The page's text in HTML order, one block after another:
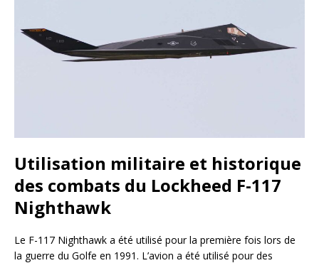
Utilisation militaire et historique
des combats du Lockheed F-117
Nighthawk
Le F-117 Nighthawk a été utilisé pour la première fois lors de
la guerre du Golfe en 1991. L’avion a été utilisé pour des